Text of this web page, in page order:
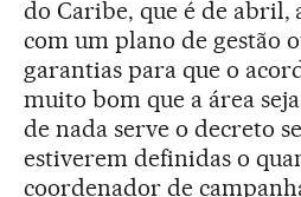
do Caribe, que é de abril,
com um plano de gestão
garantias para que o
muito bom que a área
de nada serve o decreto
estiverem definidas o
coordenador de